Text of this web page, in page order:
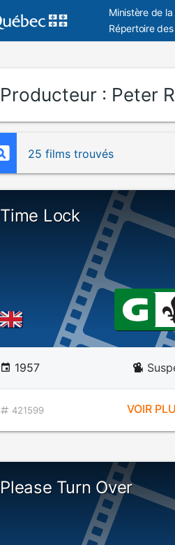
Ministère de
Répertoire
Producteur : Peter
25 films trouvés
Time Lock
1957
421599 VOIR
Please Turn Over